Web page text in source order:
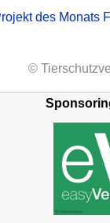
des Monats
©